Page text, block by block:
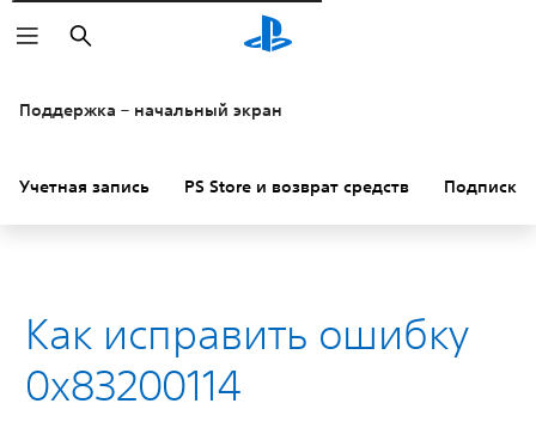
Поиск
Поддержка – начальный экран
Учетная запись PS Store и возврат средств Подписки
Как исправить ошибку
0x83200114